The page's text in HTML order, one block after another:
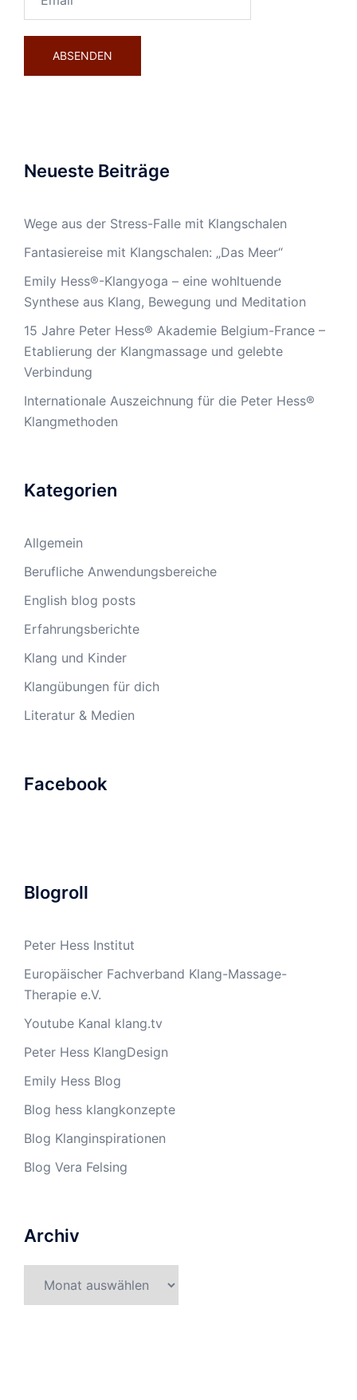
Neueste Beiträge
Wege aus der Stress-Falle mit Klangschalen
Fantasiereise mit Klangschalen: „Das Meer“
Emily Hess®-Klangyoga – eine wohltuende
Synthese aus Klang, Bewegung und Meditation
15 Jahre Peter Hess® Akademie Belgium-France –
Etablierung der Klangmassage und gelebte
Verbindung
Internationale Auszeichnung für die Peter Hess®
Klangmethoden
Kategorien
Allgemein
Berufliche Anwendungsbereiche
English blog posts
Erfahrungsberichte
Klang und Kinder
Klangübungen für dich
Literatur & Medien
Facebook
Blogroll
Peter Hess Institut
Europäischer Fachverband Klang-Massage-
Therapie e.V.
Youtube Kanal klang.tv
Peter Hess KlangDesign
Emily Hess Blog
Blog hess klangkonzepte
Blog Klanginspirationen
Blog Vera Felsing
Archiv